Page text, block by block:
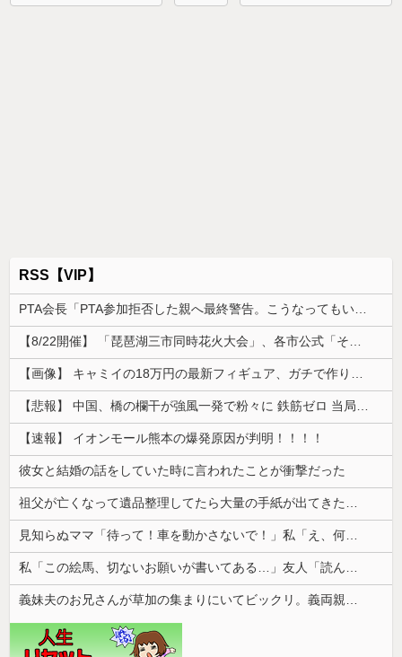
RSS【VIP】
【速報】 イオンモール熊本の爆発原因が判明！！！！
彼女と結婚の話をしていた時に言われたことが衝撃だった